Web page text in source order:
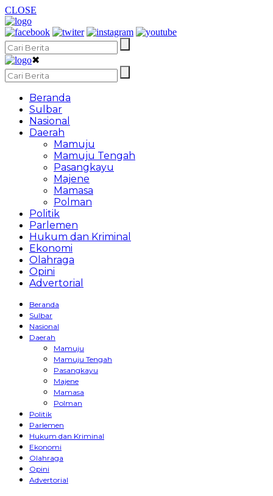
CLOSE
✖
Beranda
Sulbar
Nasional
Daerah
Mamuju
Mamuju Tengah
Pasangkayu
Majene
Mamasa
Polman
Politik
Parlemen
Hukum dan Kriminal
Ekonomi
Olahraga
Opini
Advertorial
Beranda
Sulbar
Nasional
Daerah
Mamuju
Mamuju Tengah
Pasangkayu
Majene
Mamasa
Polman
Politik
Parlemen
Hukum dan Kriminal
Ekonomi
Olahraga
Opini
Advertorial